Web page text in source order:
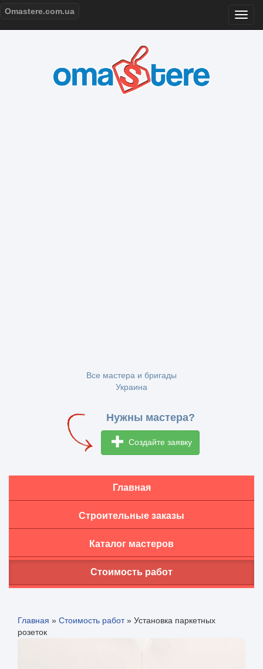
Omastere.com.ua
Все мастера и бригады
Украина
Нужны мастера?
Создайте заявку
Главная
Строительные заказы
Каталог мастеров
Стоимость работ
Главная » Стоимость работ» Установка паркетных
розеток